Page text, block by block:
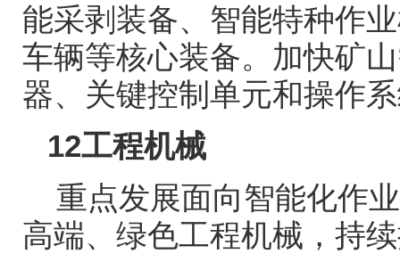
能采剥装备、智能特种作
车辆等核心装备。加快矿
器、关键控制单元和操作
12工程机械
重点发展面向智能化作
高端、绿色工程机械，持